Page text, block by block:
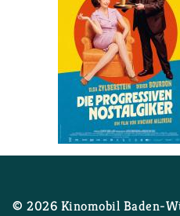
Wei­ter­le­senüber
© 2026 Ki­no­mo­bil Ba­den-